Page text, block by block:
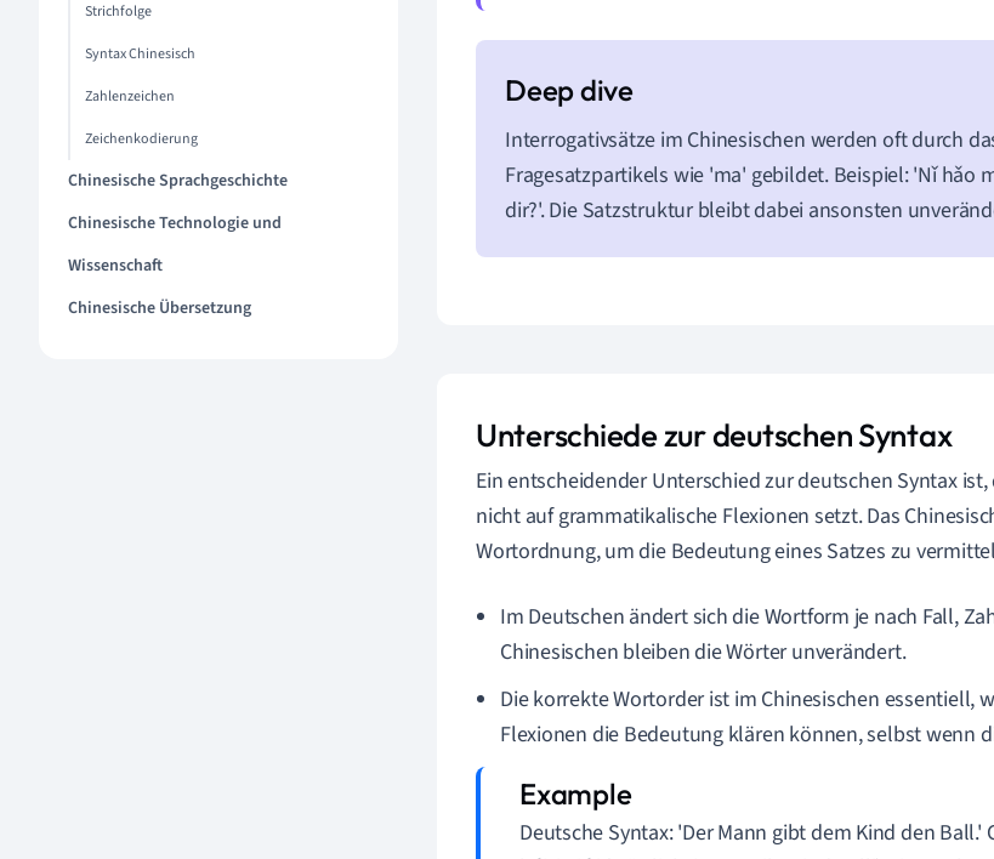
Strichfolge
Syntax Chinesisch
Zahlenzeichen
Zeichenkodierung
Chinesische Sprachgeschichte
Chinesische Technologie und
Wissenschaft
Chinesische Übersetzung
Interrogativsätze im Chinesischen werden oft durch
Fragesatzpartikels wie 'ma' gebildet. Beispiel: 'Nǐ hǎo
dir?'. Die Satzstruktur bleibt dabei ansonsten
Unterschiede zur deutschen Syntax
Ein entscheidender Unterschied zur deutschen Syntax
nicht auf grammatikalische Flexionen setzt. Das
Wortordnung, um die Bedeutung eines Satzes zu
Im Deutschen ändert sich die Wortform je nach Fall,
Chinesischen bleiben die Wörter unverändert.
Die korrekte Wortorder ist im Chinesischen essentiell,
Flexionen die Bedeutung klären können, selbst wenn
Deutsche Syntax: 'Der Mann gibt dem Kind den Ball.'